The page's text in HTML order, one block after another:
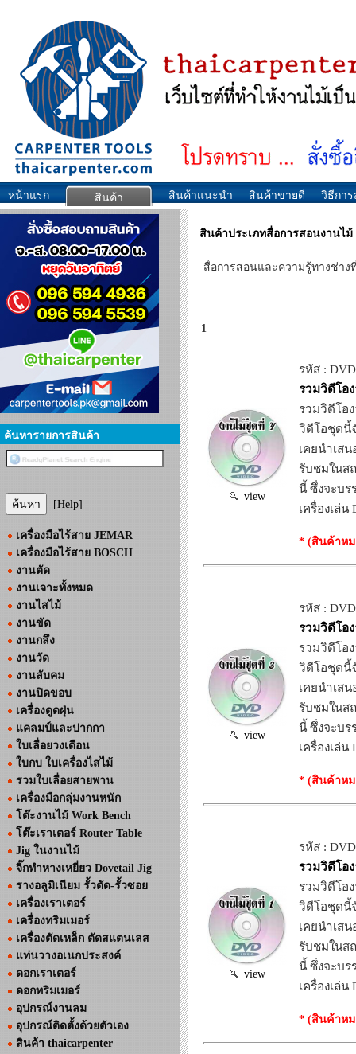
หน้าแรก สินค้า สินค้าแนะนำ สินค้าขายดี วิธีกา
ค้นหารายการสินค้า
[Help]
เครื่องมือไร้สาย JEMAR
เครื่องมือไร้สาย BOSCH
งานตัด
งานเจาะทั้งหมด
งานไสไม้
งานขัด
งานกลึง
งานวัด
งานลับคม
งานปิดขอบ
เครื่องดูดฝุ่น
แคลมป์และปากกา
ใบเลื่อยวงเดือน
ใบกบ ใบเครื่องไสไม้
รวมใบเลื่อยสายพาน
เครื่องมือกลุ่มงานหนัก
โต๊ะงานไม้ Work Bench
โต๊ะเราเตอร์ Router Table
Jig ในงานไม้
จิ๊กทำหางเหยี่ยว Dovetail Jig
รางอลูมิเนียม รั้วตัด-รั้วซอย
เครื่องเราเตอร์
เครื่องทริมเมอร์
เครื่องตัดเหล็ก ตัดสแตนเลส
แท่นวางอเนกประสงค์
ดอกเราเตอร์
ดอกทริมเมอร์
อุปกรณ์งานลม
อุปกรณ์ติดตั้งด้วยตัวเอง
สินค้า thaicarpenter
สินค้าประเภทสื่อการสอนงานไม้
สื่อการสอนและความรู้ทางช่าง
1
view
รหัส :
รวมวิดีโอ
รวมวิดีโอ
วิดีโอชุดนี้
เคยนำเส
รับชมในส
นี้ ซึ่งจะบ
เครื่องเล่
* (สินค้าห
view
รหัส :
รวมวิดีโอ
รวมวิดีโอ
วิดีโอชุดนี้
เคยนำเส
รับชมในส
นี้ ซึ่งจะบ
เครื่องเล่
* (สินค้าห
view
รหัส :
รวมวิดีโอ
รวมวิดีโอ
วิดีโอชุดนี้
เคยนำเส
รับชมในส
นี้ ซึ่งจะบ
เครื่องเล่
* (สินค้าห